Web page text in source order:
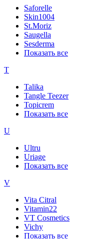
Saforelle
Skin1004
St.Moriz
Saugella
Sesderma
Показать все
T
Talika
Tangle Teezer
Topicrem
Показать все
U
Ultru
Uriage
Показать все
V
Vita Citral
Vitamin22
VT Cosmetics
Vichy
Показать все